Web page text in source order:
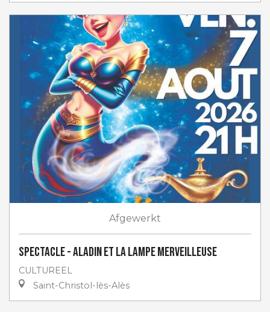
Afgewerkt
Spectacle - Aladin et la lampe merveilleuse
CULTUREEL
Saint-Christol-lès-Alès